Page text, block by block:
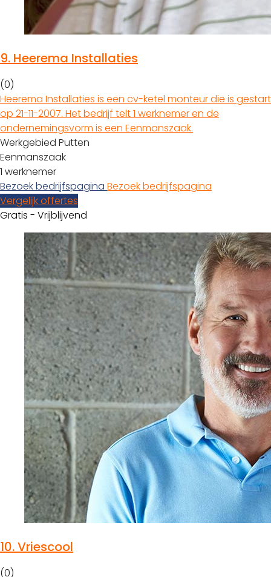
9. Heerema Installaties
(0)
Heerema Installaties is een cv-ketel monteur die is gestart
op 21-11-2007. Het bedrijf telt 1 werknemer en de
ondernemingsvorm is een Eenmanszaak.
Werkgebied Putten
Eenmanszaak
1 werknemer
Bezoek bedrijfspagina Bezoek bedrijfspagina
Vergelijk offertes
Gratis - Vrijblijvend
10.Vriescool
(0)